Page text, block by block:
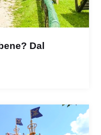
Dal